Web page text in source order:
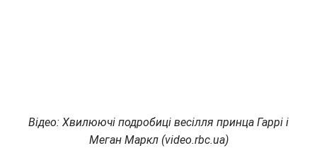
Відео: Хвилюючі подробиці весілля принца Гаррі і
Меган Маркл (video.rbc.ua)